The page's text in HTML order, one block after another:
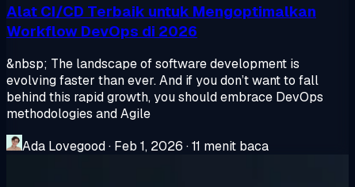
Alat CI/CD Terbaik untuk Mengoptimalkan
Workflow DevOps di 2026
&nbsp; The landscape of software development is
evolving faster than ever. And if you don’t want to fall
behind this rapid growth, you should embrace DevOps
methodologies and Agile
Ada Lovegood· Feb 1, 2026 ·11 menit baca